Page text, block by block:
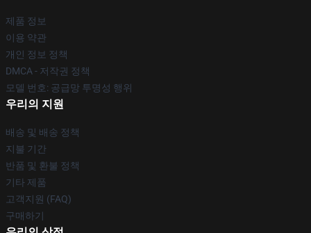
제품 정보
이용 약관
개인 정보 정책
DMCA - 저작권 정책
모델 번호: 공급망 투명성 행위
우리의 지원
배송 및 배송 정책
지불 기간
반품 및 환불 정책
기타 제품
고객지원 (FAQ)
구매하기